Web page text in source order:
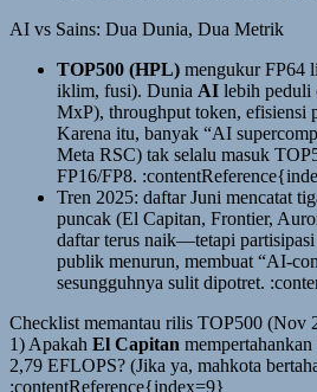
AI vs Sains: Dua Dunia, Dua Metrik
TOP500 (HPL) mengukur FP64
iklim, fusi). Dunia AI lebih peduli
MxP), throughput token, efisiensi
Karena itu, banyak “AI
Meta RSC) tak selalu masuk
FP16/FP8.
Tren 2025: daftar Juni mencatat
puncak (El Capitan, Frontier,
daftar terus naik—tetapi
publik menurun, membuat “AI-
sesungguhnya sulit dipotret.
Checklist memantau rilis TOP500 (Nov
1) Apakah El Capitan
2,79 EFLOPS? (Jika ya, mahkota
:contentReference{index=9}